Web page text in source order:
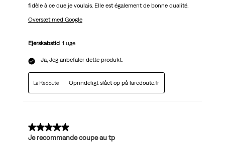
fidèle à ce que je voulais. Elle est également de bonne qualité.
Oversæt med Google
Ejerskabstid 1 uge
Ja, Jeg anbefaler dette produkt.
Oprindeligt slået op på laredoute.fr
5 ud af 5 stjerner.
Je recommande coupe au tp